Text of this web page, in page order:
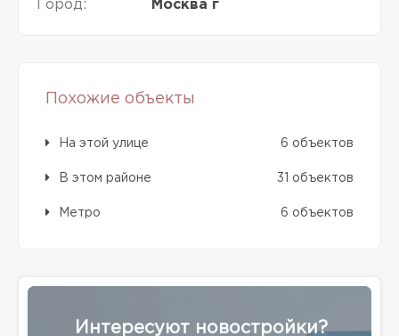
Город: Москва г
Похожие объекты
На этой улице 6 объектов
В этом районе 31 объектов
Метро 6 объектов
Интересуют новостройки?